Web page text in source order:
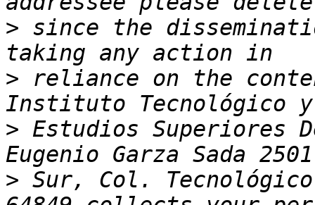
> since the
> reliance on the
> Estudios Superiores
> Sur, Col.